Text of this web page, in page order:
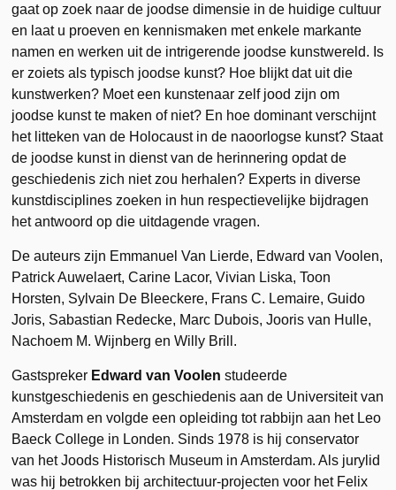
gaat op zoek naar de joodse dimensie in de huidige cultuur
en laat u proeven en kennismaken met enkele markante
namen en werken uit de intrigerende joodse kunstwereld. Is
er zoiets als typisch joodse kunst? Hoe blijkt dat uit die
kunstwerken? Moet een kunstenaar zelf jood zijn om
joodse kunst te maken of niet? En hoe dominant verschijnt
het litteken van de Holocaust in de naoorlogse kunst? Staat
de joodse kunst in dienst van de herinnering opdat de
geschiedenis zich niet zou herhalen? Experts in diverse
kunstdisciplines zoeken in hun respectievelijke bijdragen
het antwoord op die uitdagende vragen.
De auteurs zijn Emmanuel Van Lierde, Edward van Voolen,
Patrick Auwelaert, Carine Lacor, Vivian Liska, Toon
Horsten, Sylvain De Bleeckere, Frans C. Lemaire, Guido
Joris, Sabastian Redecke, Marc Dubois, Jooris van Hulle,
Nachoem M. Wijnberg en Willy Brill.
Gastspreker Edward van Voolenstudeerde
kunstgeschiedenis en geschiedenis aan de Universiteit van
Amsterdam en volgde een opleiding tot rabbijn aan het Leo
Baeck College in Londen. Sinds 1978 is hij conservator
van het Joods Historisch Museum in Amsterdam. Als jurylid
was hij betrokken bij architectuur-projecten voor het Felix